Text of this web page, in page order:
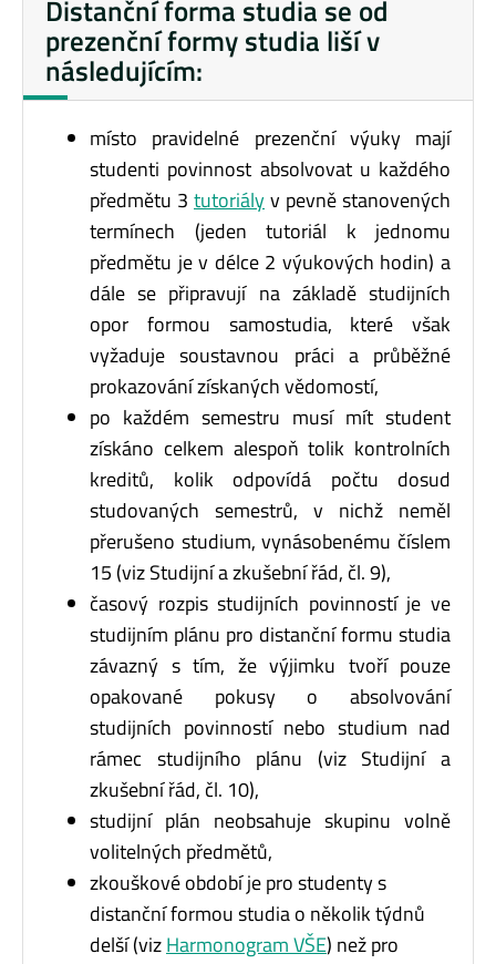
Distanční forma studia se od
prezenční formy studia liší v
následujícím:
místo pravidelné prezenční výuky mají
studenti povinnost absolvovat u každého
předmětu 3 tutoriályv pevně stanovených
termínech (jeden tutoriál k jednomu
předmětu je v délce 2 výukových hodin) a
dále se připravují na základě studijních
opor formou samostudia, které však
vyžaduje soustavnou práci a průběžné
prokazování získaných vědomostí,
po každém semestru musí mít student
získáno celkem alespoň tolik kontrolních
kreditů, kolik odpovídá počtu dosud
studovaných semestrů, v nichž neměl
přerušeno studium, vynásobenému číslem
15 (viz Studijní a zkušební řád, čl. 9),
časový rozpis studijních povinností je ve
studijním plánu pro distanční formu studia
závazný s tím, že výjimku tvoří pouze
opakované pokusy o absolvování
studijních povinností nebo studium nad
rámec studijního plánu (viz Studijní a
zkušební řád, čl. 10),
studijní plán neobsahuje skupinu volně
volitelných předmětů,
zkouškové období je pro studenty s
distanční formou studia o několik týdnů
delší (vizHarmonogram VŠE) než pro